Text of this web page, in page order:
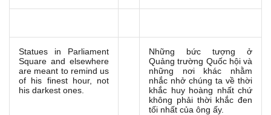
Statues in Parliament
Square and elsewhere
are meant to remind us
of his finest hour, not
his darkest ones.
Những bức tượng ở
Quảng trường Quốc hội và
những nơi khác nhằm
nhắc nhở chúng ta về thời
khắc huy hoàng nhất chứ
không phải thời khắc đen
tối nhất của ông ấy.